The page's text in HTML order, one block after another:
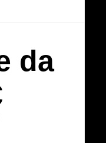
da